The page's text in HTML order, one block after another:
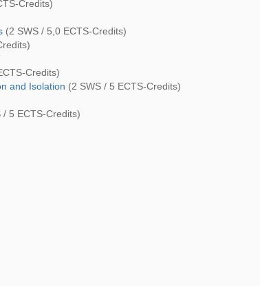
Credits)
(2 SWS / 5,0 ECTS-Credits)
Credits)
and Isolation (2 SWS / 5 ECTS-Credits)
/ 5 ECTS-Credits)